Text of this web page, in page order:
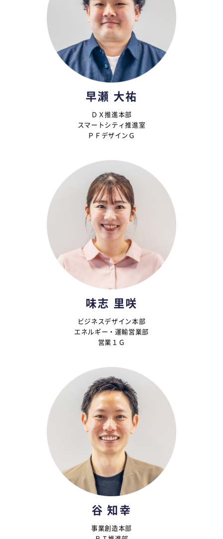
早瀬 大祐
ＤＸ推進本部
スマートシティ推進室
ＰＦデザインＧ
味志 里咲
ビジネスデザイン本部
エネルギー・運輸営業部
営業１Ｇ
谷 知幸
事業創造本部